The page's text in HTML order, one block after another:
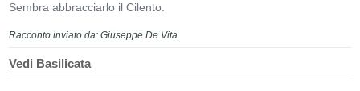
Sembra abbracciarlo il Cilento.
Racconto inviato da: Giuseppe De Vita
Vedi Basilicata